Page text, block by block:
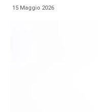
15 Maggio 2026